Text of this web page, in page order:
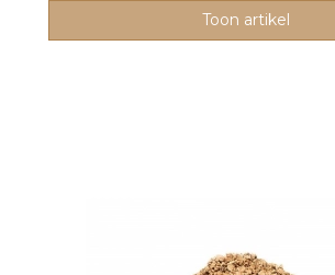
Toon artikel